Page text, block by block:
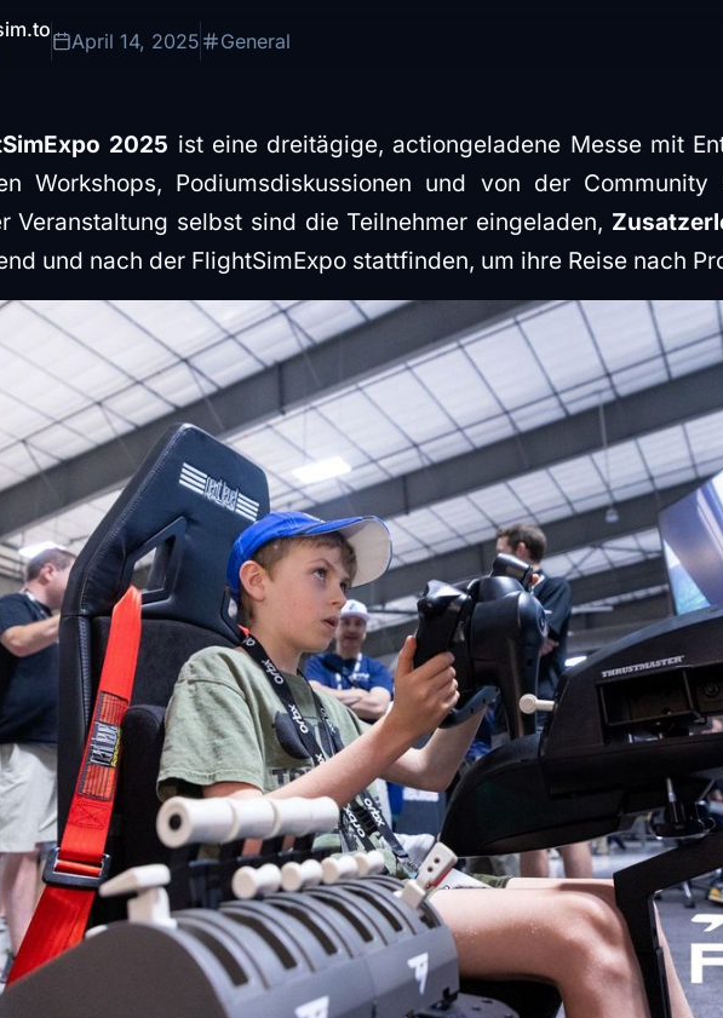
April 14, 2025 General
2025 ist eine dreitägige, actiongeladene Messe mit
Workshops, Podiumsdiskussionen und von der Community
Veranstaltung selbst sind die Teilnehmer eingeladen,
und nach der FlightSimExpo stattfinden, um ihre Reise nach